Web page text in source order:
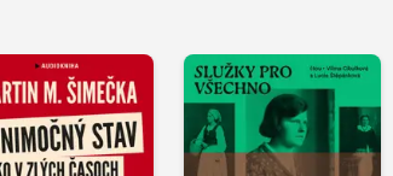
Přehrát
ukázku